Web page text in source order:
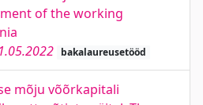
of the working
bakalaureusetööd
mõju võõrkapitali